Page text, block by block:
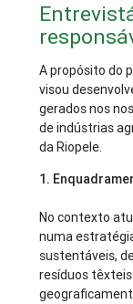
A propósito do
visou
gerados nos
de indústrias
da Riopele.
1.
No contexto
numa
sustentáveis,
resíduos